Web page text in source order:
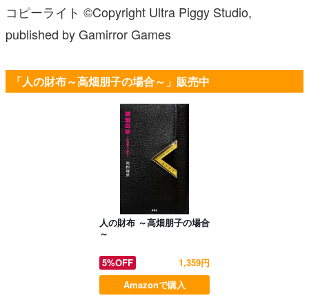
コピーライト ©Copyright Ultra Piggy Studio,
published by Gamirror Games
「人の財布～高畑朋子の場合～」販売中
人の財布 ～高畑朋子の場合
～
5%OFF
1,359円
Amazonで購入